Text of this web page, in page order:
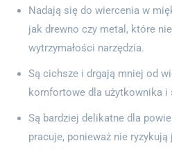
Nadają się do wiercenia w
jak drewno czy metal, które
wytrzymałości narzędzia.
Są cichsze i drgają mniej od
komfortowe dla użytkownika i
Są bardziej delikatne dla
pracuje, ponieważ nie